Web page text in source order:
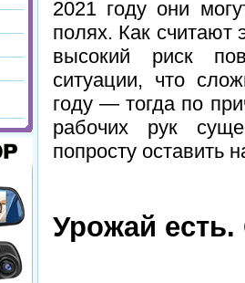
2021 году они
полях. Как считают
высокий риск
ситуации, что
году — тогда по
рабочих рук
попросту оставить
Урожай